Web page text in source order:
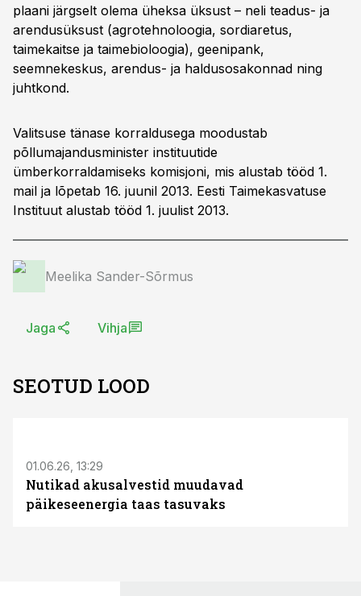
plaani järgselt olema üheksa üksust – neli teadus- ja
arendusüksust (agrotehnoloogia, sordiaretus,
taimekaitse ja taimebioloogia), geenipank,
seemnekeskus, arendus- ja haldusosakonnad ning
juhtkond.
Valitsuse tänase korraldusega moodustab
põllumajandusminister instituutide
ümberkorraldamiseks komisjoni, mis alustab tööd 1.
mail ja lõpetab 16. juunil 2013. Eesti Taimekasvatuse
Instituut alustab tööd 1. juulist 2013.
Meelika Sander-Sõrmus
Jaga Vihja
SEOTUD LOOD
01.06.26, 13:29
Nutikad akusalvestid muudavad
päikeseenergia taas tasuvaks